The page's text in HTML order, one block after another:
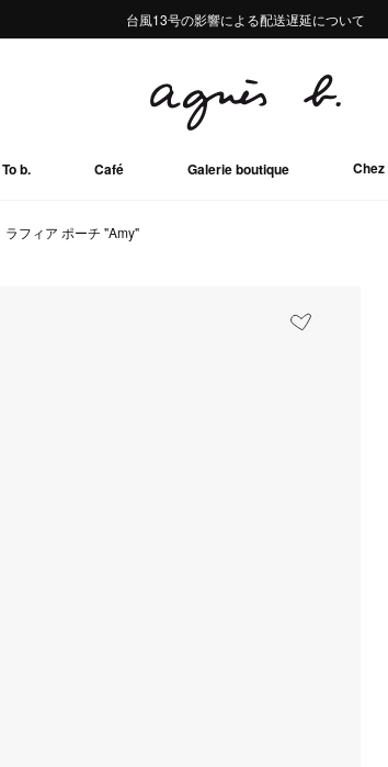
熊本地域地震の影響による配送遅延について
Summer Sale 2buy10%OFF!!
台風13号の影響による配送遅延について
熊本地域地震の影響による配送遅延について
Summer Sale 2buy10%OFF!!
To b. Café Galerie boutique
ラフィア ポーチ "Amy"